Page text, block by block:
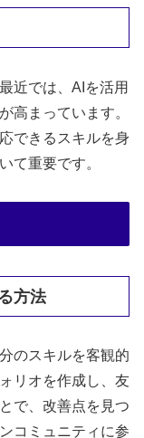
近では、AIを活用
高まっています。
できるスキルを身
て重要です。
方法
のスキルを客観的
リオを作成し、友
で、改善点を見つ
コミュニティに参